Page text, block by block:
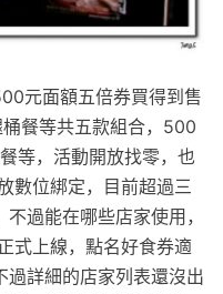
元面額五倍券買得到售
餐等共五款組合，500
等，活動開放找零，也
數位綁定，目前超過三
過能在哪些店家使用，
式上線，點名好食券適
過詳細的店家列表還沒出